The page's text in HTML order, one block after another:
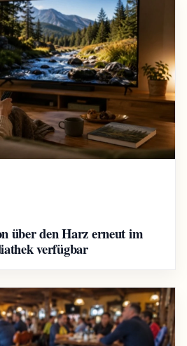
über den Harz erneut im
verfügbar